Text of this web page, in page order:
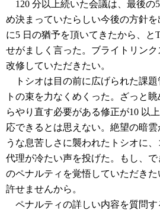
120 分以上続いた会議は、最後の
め決まっていたらしい今後の方針
に5 日の猶予を頂いてきたから、と
せがましく言った。ブライトリン
改修していただきたい。
トシオは目の前に広げられた課題
トの束を力なくめくった。ざっと
らやり直す必要がある修正が10 以
応できるとは思えない。絶望の暗
うな息苦しさに襲われたトシオに
代理が冷たい声を投げた。もし、
のペナルティを覚悟していただき
許せませんから。
ペナルティの詳しい内容を質問す